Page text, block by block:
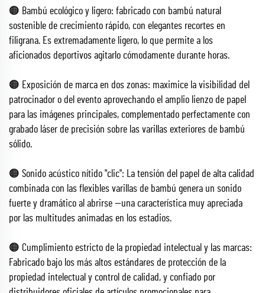
🟠 Bambú ecológico y ligero: fabricado con bambú natural
sostenible de crecimiento rápido, con elegantes recortes en
filigrana. Es extremadamente ligero, lo que permite a los
aficionados deportivos agitarlo cómodamente durante horas.
🟠 Exposición de marca en dos zonas: maximice la visibilidad del
patrocinador o del evento aprovechando el amplio lienzo de papel
para las imágenes principales, complementado perfectamente con
grabado láser de precisión sobre las varillas exteriores de bambú
sólido.
🟠 Sonido acústico nítido "clic": La tensión del papel de alta calidad
combinada con las flexibles varillas de bambú genera un sonido
fuerte y dramático al abrirse —una característica muy apreciada
por las multitudes animadas en los estadios.
🟠 Cumplimiento estricto de la propiedad intelectual y las marcas:
Fabricado bajo los más altos estándares de protección de la
propiedad intelectual y control de calidad, y confiado por